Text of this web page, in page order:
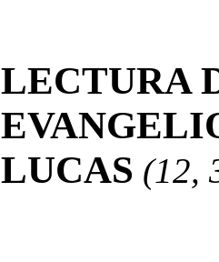
LECTURA
LUCAS (12,